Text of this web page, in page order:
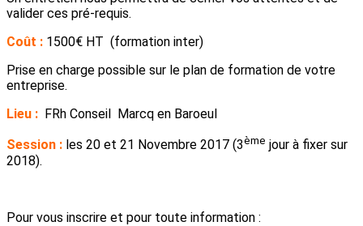
valider ces pré-requis.
Coût : 1500€ HT (formation inter)
Prise en charge possible sur le plan de formation de votre
entreprise.
Lieu : FRh Conseil Marcq en Baroeul
Session : les 20 et 21 Novembre 2017 (3ème jour à fixer sur
2018).
Pour vous inscrire et pour toute information :